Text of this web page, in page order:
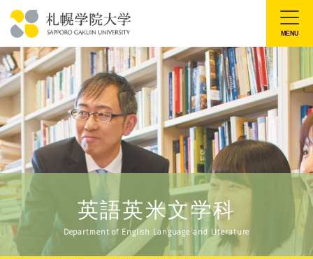
文
へ
メ
ニ
ー
へ
札
幌
学
大
学
MENU
英語英米文学科
Department of English Language and Literature